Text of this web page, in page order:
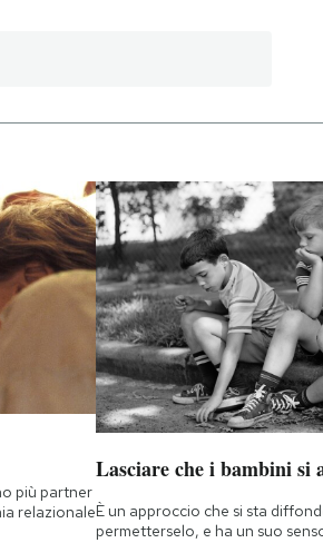
più partner
relazionale
Lasciare che i bambini si
È un approccio che si sta
permetterselo, e ha un suo